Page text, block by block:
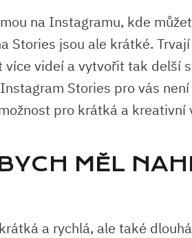
na Instagramu, kde
Stories jsou ale krátké.
videí a vytvořit tak delší
Stories pro vás
pro krátká a kreativní
MĚL
a rychlá, ale také